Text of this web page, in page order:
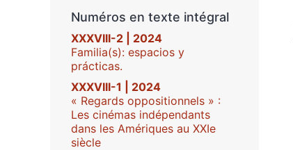
Numéros en texte intégral
XXXVIII-2 | 2024
Familia(s): espacios y
prácticas.
XXXVIII-1 | 2024
« Regards oppositionnels » :
Les cinémas indépendants
dans les Amériques au XXIe
siècle